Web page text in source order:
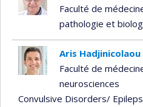
Faculté de
pathologie et
Aris Hadjinicolaou
Faculté de
neurosciences
Convulsive Disorders/